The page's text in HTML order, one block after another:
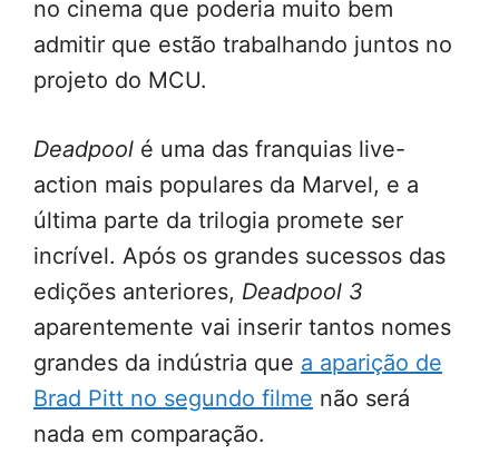
no cinema que poderia muito bem
admitir que estão trabalhando juntos no
projeto do MCU.
Deadpool é uma das franquias live-
action mais populares da Marvel, e a
última parte da trilogia promete ser
incrível. Após os grandes sucessos das
edições anteriores, Deadpool 3
aparentemente vai inserir tantos nomes
grandes da indústria que a aparição de
Brad Pitt no segundo filme não será
nada em comparação.